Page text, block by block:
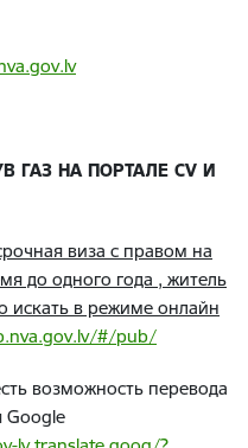
.gov.lv
ГАЗ НА ПОРТАЛЕ CV И
виза с правом на
до одного года , житель
искать в режиме онлайн
.nva.gov.lv/#/pub/
возможность перевода
Google